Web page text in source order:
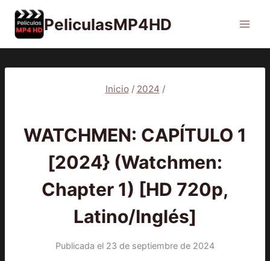
Saltar
contenido
PeliculasMP4HD
Inicio / 2024 /
WATCHMEN: CAPÍTULO 1
[2024} (Watchmen:
Chapter 1) [HD 720p,
Latino/Inglés]
Publicada el 23 de septiembre de 2024